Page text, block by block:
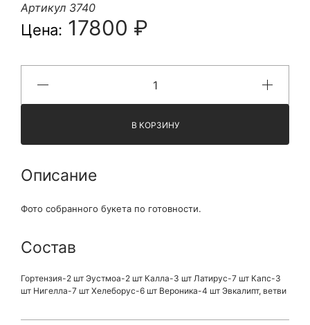
Артикул 3740
Цена: 17800 ₽
В КОРЗИНУ
Описание
Фото собранного букета по готовности.
Состав
Гортензия-2 шт Эустмоа-2 шт Калла-3 шт Латирус-7 шт Капс-3
шт Нигелла-7 шт Хелеборус-6 шт Вероника-4 шт Эвкалипт, ветви